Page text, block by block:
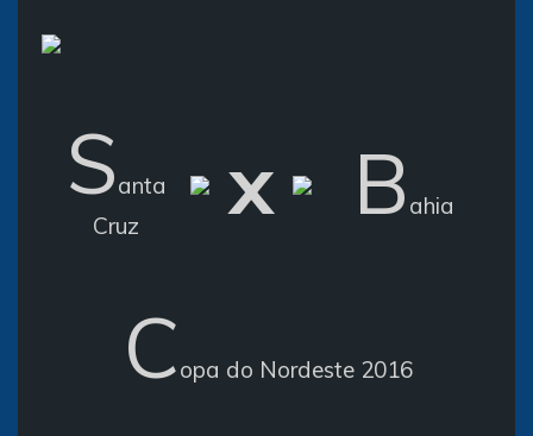
Santa
Cruz
x B ahia
Copa do Nordeste 2016